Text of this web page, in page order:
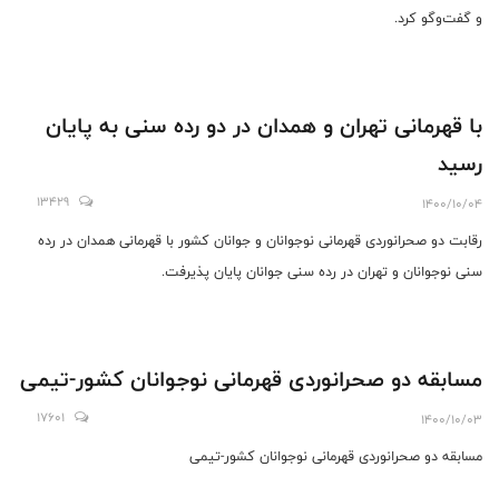
و گفت‌وگو کرد.
با قهرمانی تهران و همدان در دو رده سنی به پایان
رسید
1400/10/04
13429
رقابت دو صحرانوردی قهرمانی نوجوانان و جوانان کشور با قهرمانی همدان در رده
سنی نوجوانان و تهران در رده سنی جوانان پایان پذیرفت.
مسابقه دو صحرانوردی قهرمانی نوجوانان کشور-تیمی
1400/10/03
17601
مسابقه دو صحرانوردی قهرمانی نوجوانان کشور-تیمی